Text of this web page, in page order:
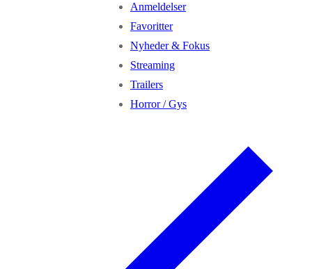
Anmeldelser
Favoritter
Nyheder & Fokus
Streaming
Trailers
Horror / Gys